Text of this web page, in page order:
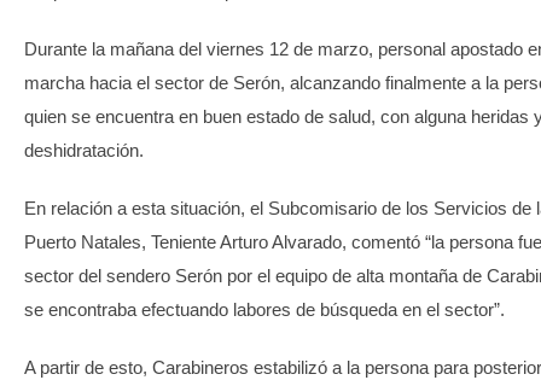
Durante la mañana del viernes 12 de marzo, personal apostado
marcha hacia el sector de Serón, alcanzando finalmente a la
quien se encuentra en buen estado de salud, con alguna heridas
deshidratación.
En relación a esta situación, el Subcomisario de los Servicios de
Puerto Natales, Teniente Arturo Alvarado, comentó “la persona
sector del sendero Serón por el equipo de alta montaña de
se encontraba efectuando labores de búsqueda en el sector”.
A partir de esto, Carabineros estabilizó a la persona para